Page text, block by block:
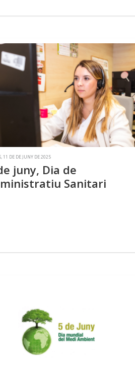
11 DE DE JUNY DE 2025
juny, Dia de
Sanitari